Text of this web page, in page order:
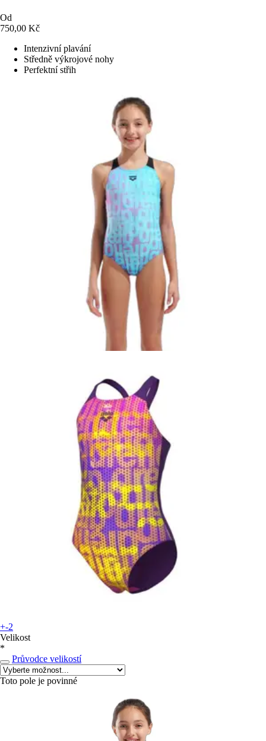
Od
750,00 Kč
Intenzivní plavání
Středně výkrojové nohy
Perfektní střih
+-2
Velikost
*
Průvodce velikostí
Toto pole je povinné